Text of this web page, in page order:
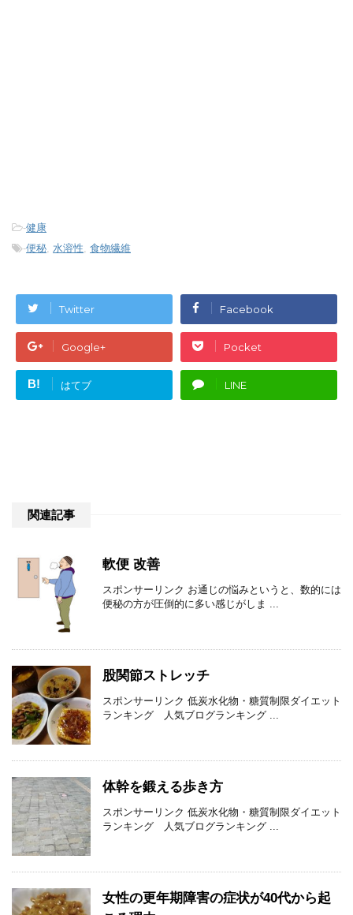
-健康
-便秘, 水溶性, 食物繊維
Twitter Facebook
Google+ Pocket
B! はてブ LINE
関連記事
軟便 改善
スポンサーリンク お通じの悩みというと、数的には
便秘の方が圧倒的に多い感じがしま ...
股関節ストレッチ
スポンサーリンク 低炭水化物・糖質制限ダイエット
ランキング 人気ブログランキング ...
体幹を鍛える歩き方
スポンサーリンク 低炭水化物・糖質制限ダイエット
ランキング 人気ブログランキング ...
女性の更年期障害の症状が40代から起